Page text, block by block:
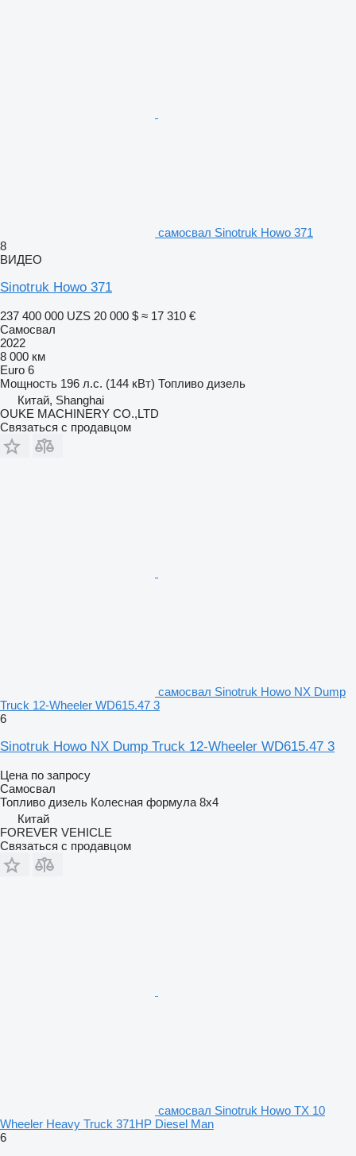
самосвал Sinotruk Howo 371
8
ВИДЕО
Sinotruk Howo 371
237 400 000 UZS 20 000 $ ≈ 17 310 €
Самосвал
2022
8 000 км
Euro 6
Мощность 196 л.с. (144 кВт) Топливо дизель
Китай, Shanghai
OUKE MACHINERY CO.,LTD
Связаться с продавцом
самосвал Sinotruk Howo NX Dump
Truck 12-Wheeler WD615.47 3
6
Sinotruk Howo NX Dump Truck 12-Wheeler WD615.47 3
Цена по запросу
Самосвал
Топливо дизель Колесная формула 8x4
Китай
FOREVER VEHICLE
Связаться с продавцом
самосвал Sinotruk Howo TX 10
Wheeler Heavy Truck 371HP Diesel Man
6